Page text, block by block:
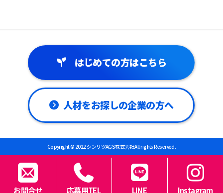
はじめての方はこちら
人材をお探しの企業の方へ
Copyright © 2022 シンリツAGS株式会社 All rights Reserved.
お問合せ 応募用TEL LINE Instagram